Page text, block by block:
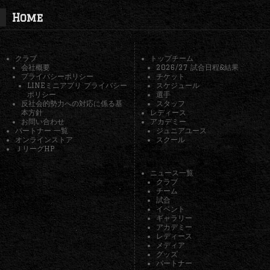
Home
クラブ
会社概要
プライバシーポリシー
LINEミニアプリ プライバシー
ポリシー
反社会的勢力への対応に係る基
本方針
お問い合わせ
パートナー 一覧
オンラインストア
ＪリーグHP
トップチーム
2026/27 試合日程&結果
チケット
スケジュール
選手
スタッフ
レディース
アカデミー
ジュニアユース
スクール
ニュース一覧
クラブ
チーム
試合
イベント
ギャラリー
アカデミー
レディース
メディア
グッズ
パートナー